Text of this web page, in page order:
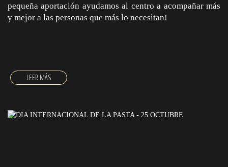
pequeña aportación ayudamos al centro a acompañar más
y mejor a las personas que más lo necesitan!